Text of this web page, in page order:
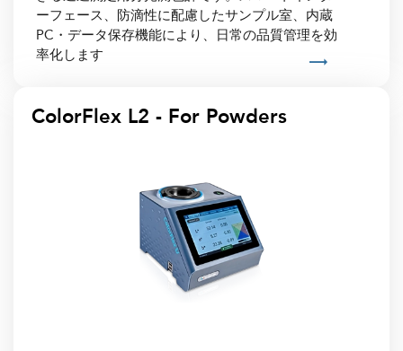
ーフェース、防滴性に配慮したサンプル室、内蔵
PC・データ保存機能により、日常の品質管理を効
率化します
ColorFlex L2 - For Powders